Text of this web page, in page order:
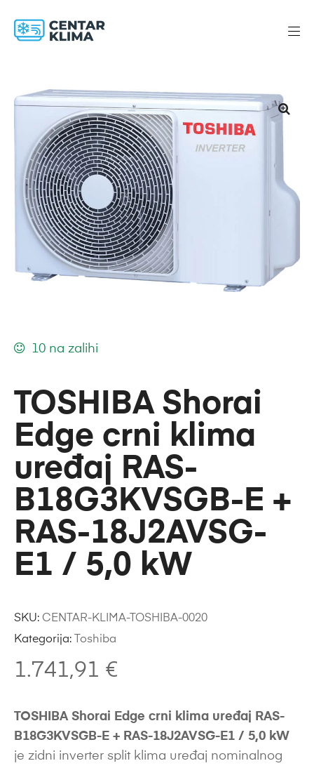
TOSHIBA Shorai
Edge crni klima
uređaj RAS-
B18G3KVSGB-E +
RAS-18J2AVSG-
E1 / 5,0 kW
1.741,91 €
TOSHIBA Shorai Edge crni klima uređaj RAS-
B18G3KVSGB-E + RAS-18J2AVSG-E1 / 5,0 kW
je zidni inverter split klima uređaj nominalnog
10 na zalihi
SKU: CENTAR-KLIMA-TOSHIBA-0020
Kategorija:
Toshiba